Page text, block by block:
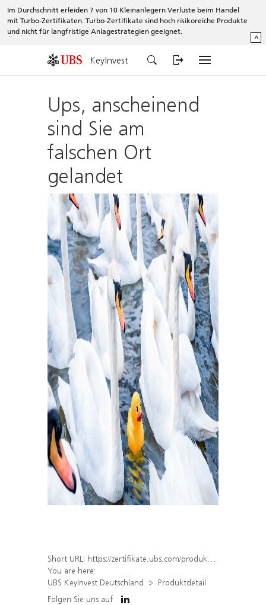
Im Durchschnitt erleiden 7 von 10 Kleinanlegern Verluste beim Handel
mit Turbo-Zertifikaten. Turbo-Zertifikate sind hoch risikoreiche Produkte
und nicht für langfristige Anlagestrategien geeignet.
^
KeyInvest
Ups, anscheinend
sind Sie am
falschen Ort
gelandet
Short URL: https://zertifikate.ubs.com/produkt/detail/index/isin/DE000WA1Y019
You are here:
UBS KeyInvest Deutschland
Produktdetail
Folgen Sie uns auf